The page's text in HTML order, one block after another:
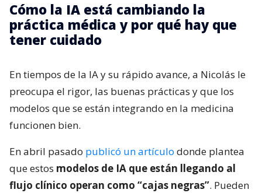
Cómo la IA está cambiando la
práctica médica y por qué hay que
tener cuidado
En tiempos de la IA y su rápido avance, a Nicolás le
preocupa el rigor, las buenas prácticas y que los
modelos que se están integrando en la medicina
funcionen bien.
En abril pasado publicó un artículo donde plantea
que estos modelos de IA que están llegando al
flujo clínico operan como “cajas negras”. Pueden